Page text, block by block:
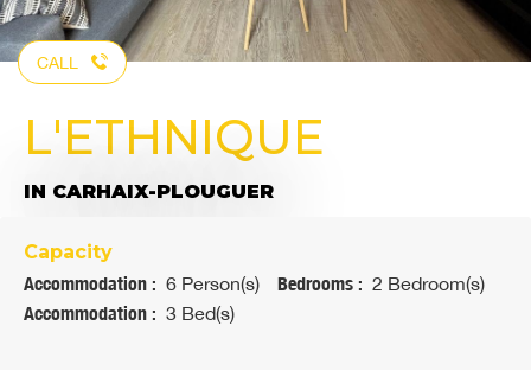
CALL
L'ETHNIQUE
IN CARHAIX-PLOUGUER
Capacity
Accommodation : 6 Person(s) Bedrooms : 2 Bedroom(s)
Accommodation : 3 Bed(s)